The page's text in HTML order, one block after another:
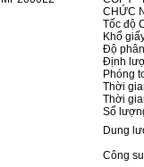
CHỨC
Tốc độ
Khổ
Độ
Định
Phóng
Thời
Thời
Số
Dung
Công